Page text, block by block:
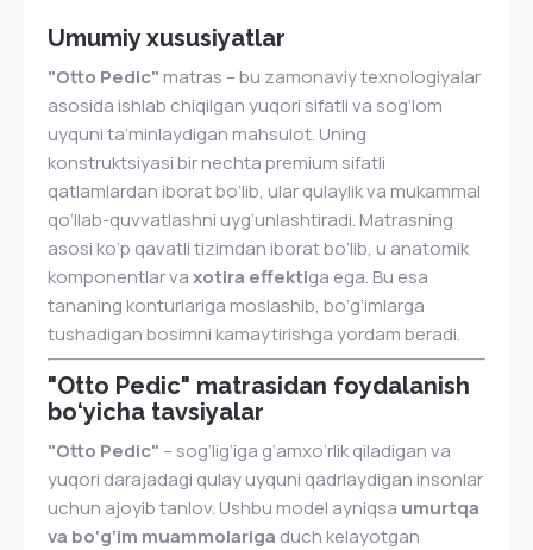
Umumiy xususiyatlar
"Otto Pedic" matras – bu zamonaviy texnologiyalar
asosida ishlab chiqilgan yuqori sifatli va sog‘lom
uyquni ta’minlaydigan mahsulot. Uning
konstruktsiyasi bir nechta premium sifatli
qatlamlardan iborat bo‘lib, ular qulaylik va mukammal
qo‘llab-quvvatlashni uyg‘unlashtiradi. Matrasning
asosi ko‘p qavatli tizimdan iborat bo‘lib, u anatomik
komponentlar vaxotira effektiga ega. Bu esa
tananing konturlariga moslashib, bo‘g‘imlarga
tushadigan bosimni kamaytirishga yordam beradi.
"Otto Pedic" matrasidan foydalanish
bo‘yicha tavsiyalar
"Otto Pedic" – sog‘lig‘iga g‘amxo‘rlik qiladigan va
yuqori darajadagi qulay uyquni qadrlaydigan insonlar
uchun ajoyib tanlov. Ushbu model ayniqsa umurtqa
va bo‘g‘im muammolariga duch kelayotgan